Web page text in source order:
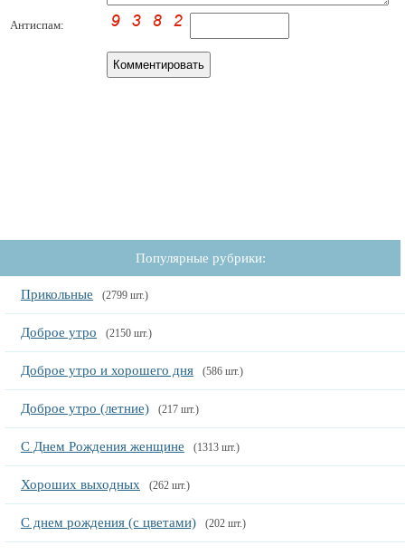
Антиспам:
Популярные рубрики:
Прикольные (2799 шт.)
Доброе утро (2150 шт.)
Доброе утро и хорошего дня (586 шт.)
Доброе утро (летние) (217 шт.)
С Днем Рождения женщине (1313 шт.)
Хороших выходных (262 шт.)
С днем рождения (с цветами) (202 шт.)